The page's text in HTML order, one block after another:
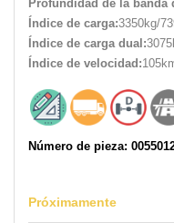
Profundidad de la banda
Índice de carga:3350kg/
Índice de carga dual:
Índice de velocidad:
Número de pieza:
Próximamente